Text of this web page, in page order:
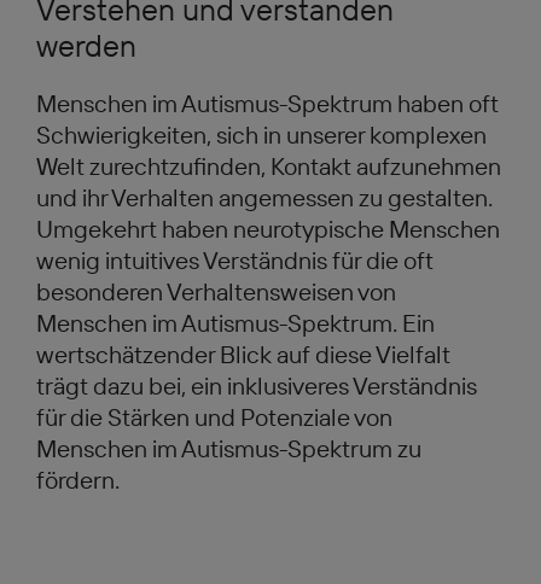
Verstehen und verstanden
werden
Menschen im Autismus-Spektrum haben oft
Schwierigkeiten, sich in unserer komplexen
Welt zurechtzufinden, Kontakt aufzunehmen
und ihr Verhalten angemessen zu gestalten.
Umgekehrt haben neurotypische Menschen
wenig intuitives Verständnis für die oft
besonderen Verhaltensweisen von
Menschen im Autismus-Spektrum. Ein
wertschätzender Blick auf diese Vielfalt
trägt dazu bei, ein inklusiveres Verständnis
für die Stärken und Potenziale von
Menschen im Autismus-Spektrum zu
fördern.